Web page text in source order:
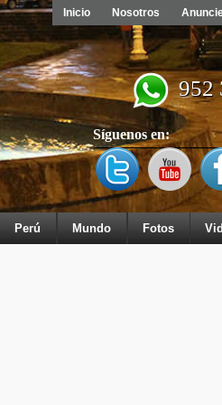
Inicio Nosotros
952
Síguenos en:
Perú Mundo Fotos